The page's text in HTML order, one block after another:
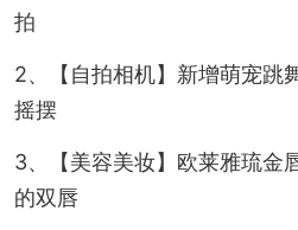
拍
2、【自拍相机】新增萌宠跳
摇摆
3、【美容美妆】欧莱雅琉金
的双唇